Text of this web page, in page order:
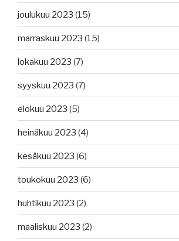
joulukuu 2023 (15)
marraskuu 2023 (15)
lokakuu 2023 (7)
syyskuu 2023 (7)
elokuu 2023 (5)
heinäkuu 2023 (4)
kesäkuu 2023 (6)
toukokuu 2023 (6)
huhtikuu 2023 (2)
maaliskuu 2023 (2)